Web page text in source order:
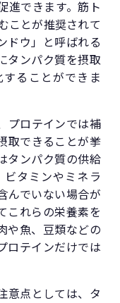
進できます。筋ト
ことが推奨されて
ドウ」と呼ばれる
タンパク質を摂取
ることができま
プロテインでは補
取できることが挙
タンパク質の供給
タミンやミネラ
んでいない場合が
これらの栄養素を
や魚、豆類などの
ロテインだけでは
意点としては、タ